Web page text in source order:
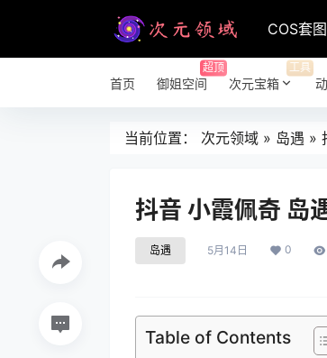
COS套图
首页 御姐空间
超顶
次元宝箱
工具
当前位置： 次元领域 » 岛遇 »
抖音 小霞佩奇 岛
岛遇 5月14日 0
Table of Contents